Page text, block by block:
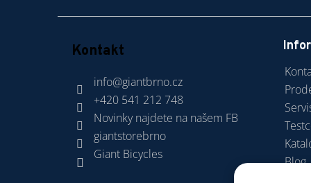
Kontakt
info@giantbrno.cz
+420 541 212 748
Novinky najdete na našem FB
giantstorebrno
Giant Bicycles
Blog